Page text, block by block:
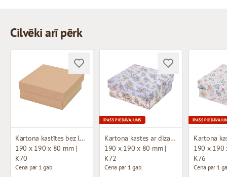
Cilvēki arī pērk
Kartona kastītes bez loga (mikrogofras)
190 x 190 x 80 mm |
K70
Cena par 1 gab.
ĪPAŠS PIEDĀVĀJUMS
Kartona kastes ar dizainu (mikrogofras)
190 x 190 x 80 mm |
K72
Cena par 1 gab.
ĪPAŠS
190 x 190
K76
Cena par 1